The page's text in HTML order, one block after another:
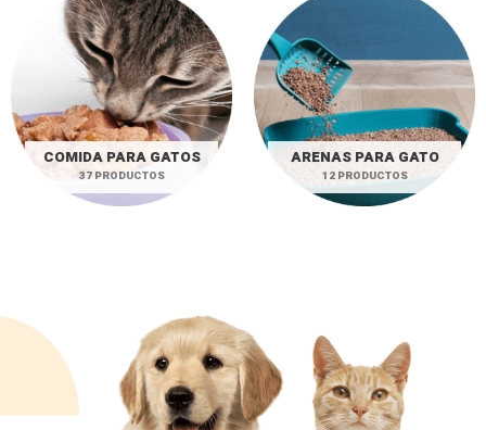
COMIDA PARA GATOS
37 PRODUCTOS
ARENAS PARA GATO
12 PRODUCTOS